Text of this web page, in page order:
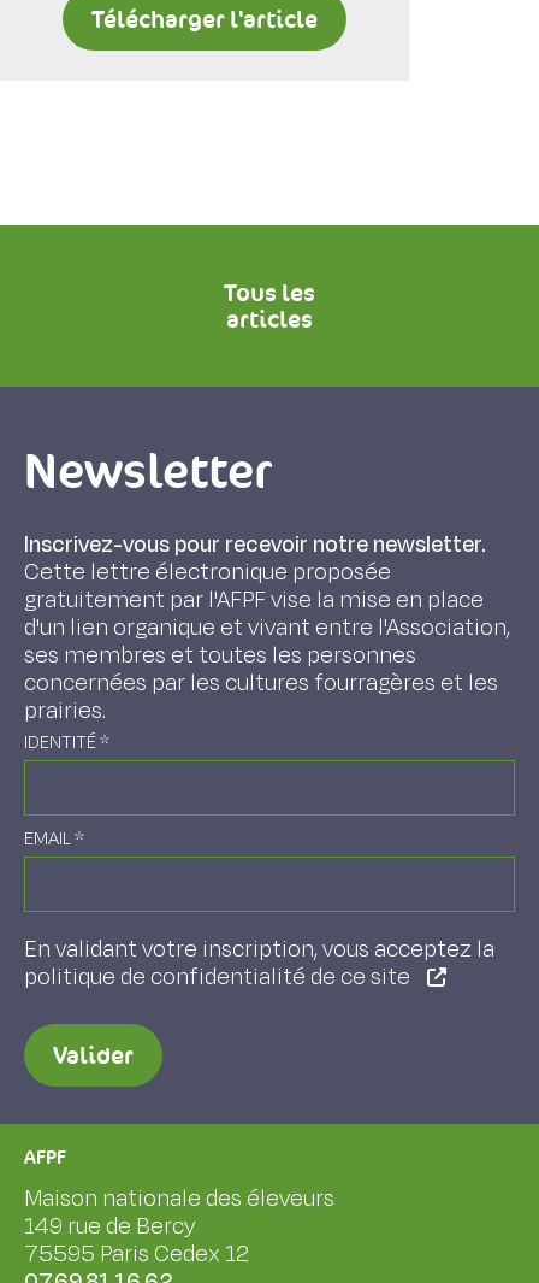
Télécharger l'article
Tous les
articles
Newsletter
Inscrivez-vous pour recevoir notre newsletter.
Cette lettre électronique proposée
gratuitement par l'AFPF vise la mise en place
d'un lien organique et vivant entre l'Association,
ses membres et toutes les personnes
concernées par les cultures fourragères et les
prairies.
IDENTITÉ*
EMAIL*
En validant votre inscription, vous acceptez la
politique de confidentialité de ce site
Valider
AFPF
Maison nationale des éleveurs
149 rue de Bercy
75595 Paris Cedex 12